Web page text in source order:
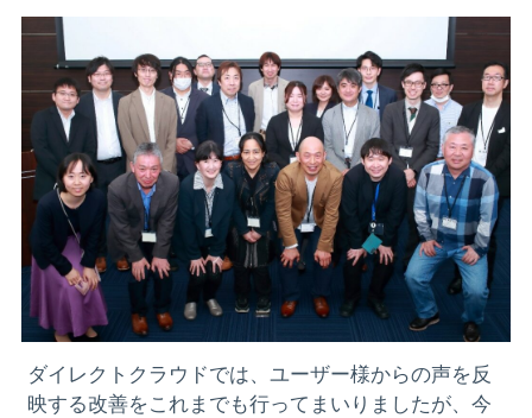
ダイレクトクラウドでは、ユーザー様からの声を反
映する改善をこれまでも行ってまいりましたが、今